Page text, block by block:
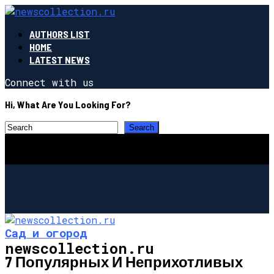
AUTHORS LIST
HOME
LATEST NEWS
Connect with us
Hi, What Are You Looking For?
newscollection.ru
Сад и огород
7 Популярных И Неприхотливых